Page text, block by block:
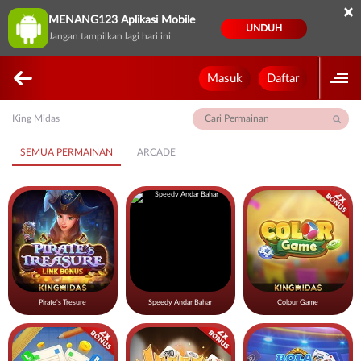
MENANG123 Aplikasi Mobile
Jangan tampilkan lagi hari ini
UNDUH
×
Masuk Daftar
King Midas
SEMUA PERMAINAN ARCADE
Pirate's Tresure Speedy Andar Bahar Colour Game